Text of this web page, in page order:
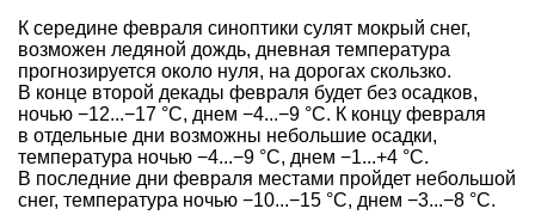
К середине февраля синоптики сулят мокрый снег,
возможен ледяной дождь, дневная температура
прогнозируется около нуля, на дорогах скользко.
В конце второй декады февраля будет без осадков,
ночью −12...−17 °С, днем −4...−9 °С. К концу февраля
в отдельные дни возможны небольшие осадки,
температура ночью −4...−9 °С, днем −1...+4 °С.
В последние дни февраля местами пройдет небольшой
снег, температура ночью −10...−15 °С, днем −3...−8 °С.